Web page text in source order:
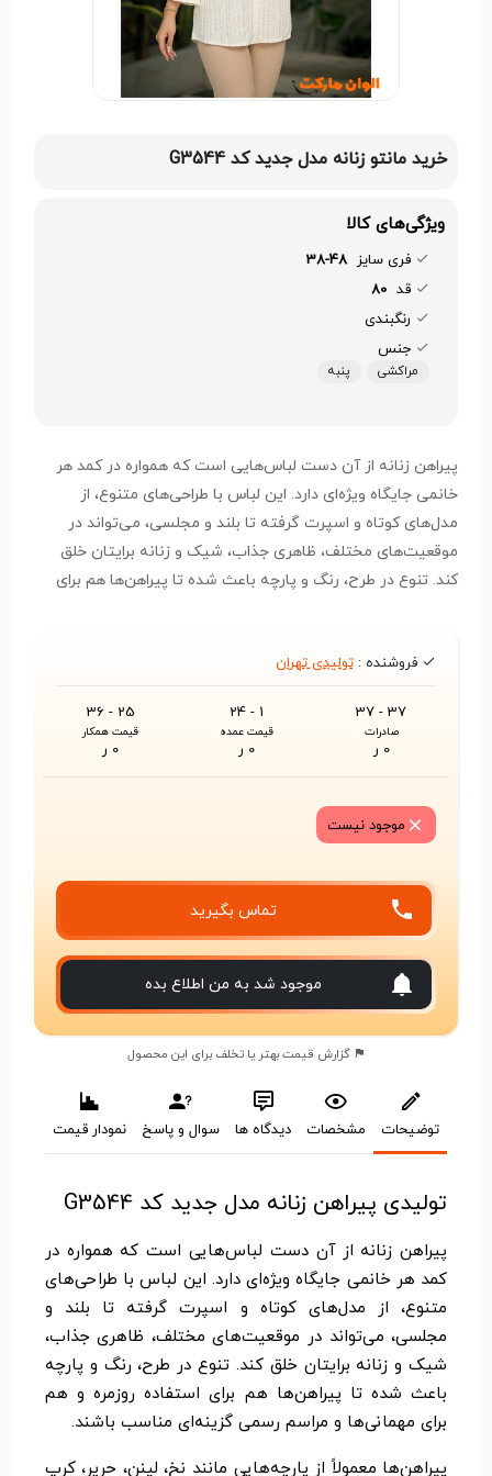
خرید مانتو زنانه مدل جدید کد G3544
ویژگی‌های کالا
فری سایز 38-48
قد 80
رنگبندی
جنس
مراکشی پنبه
پیراهن زنانه از آن دست لباس‌هایی است که همواره در کمد هر
خانمی جایگاه ویژه‌ای دارد. این لباس با طراحی‌های متنوع، از
مدل‌های کوتاه و اسپرت گرفته تا بلند و مجلسی، می‌تواند در
موقعیت‌های مختلف، ظاهری جذاب، شیک و زنانه برایتان خلق
کند. تنوع در طرح، رنگ و پارچه باعث شده تا پیراهن‌ها هم برای
فروشنده :تولیدی تهران
37 - 37
صادرات
0 ر
1 - 24
قیمت عمده
0 ر
25 - 36
قیمت همکار
0 ر
موجود نیست
تماس بگیرید
موجود شد به من اطلاع بده
گزارش قیمت بهتر یا تخلف برای این محصول
توضیحات مشخصات دیدگاه ها سوال و پاسخ نمودار قیمت
تولیدی پیراهن زنانه مدل جدید کد G3544
پیراهن زنانه از آن دست لباس‌هایی است که همواره در
کمد هر خانمی جایگاه ویژه‌ای دارد. این لباس با طراحی‌های
متنوع، از مدل‌های کوتاه و اسپرت گرفته تا بلند و
مجلسی، می‌تواند در موقعیت‌های مختلف، ظاهری جذاب،
شیک و زنانه برایتان خلق کند. تنوع در طرح، رنگ و پارچه
باعث شده تا پیراهن‌ها هم برای استفاده روزمره و هم
برای مهمانی‌ها و مراسم رسمی گزینه‌ای مناسب باشند.
پیراهن‌ها معمولاً از پارچه‌هایی مانند نخ، لینن، حریر، کرپ